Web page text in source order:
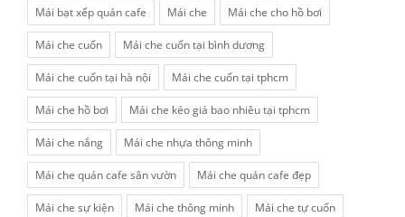
Mái bạt xếp quán cafe Mái che Mái che cho hồ bơi
Mái che cuốn Mái che cuốn tại bình dương
Mái che cuốn tại hà nội Mái che cuốn tại tphcm
Mái che hồ bơi Mái che kéo giá bao nhiêu tại tphcm
Mái che nắng Mái che nhựa thông minh
Mái che quán cafe sân vườn Mái che quán cafe đẹp
Mái che sự kiện Mái che thông minh Mái che tự cuốn